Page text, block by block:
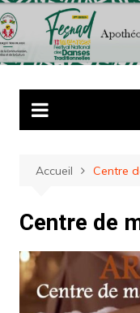
Aller
au
contenu
Accueil Centre
Centre de